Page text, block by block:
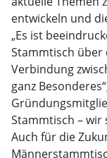
entwickeln und
„Es ist
Stammtisch über
Verbindung
ganz
Stammtisch – wir
Auch für die